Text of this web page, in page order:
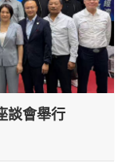
談會舉行